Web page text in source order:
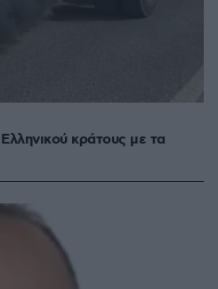
κράτους με τα